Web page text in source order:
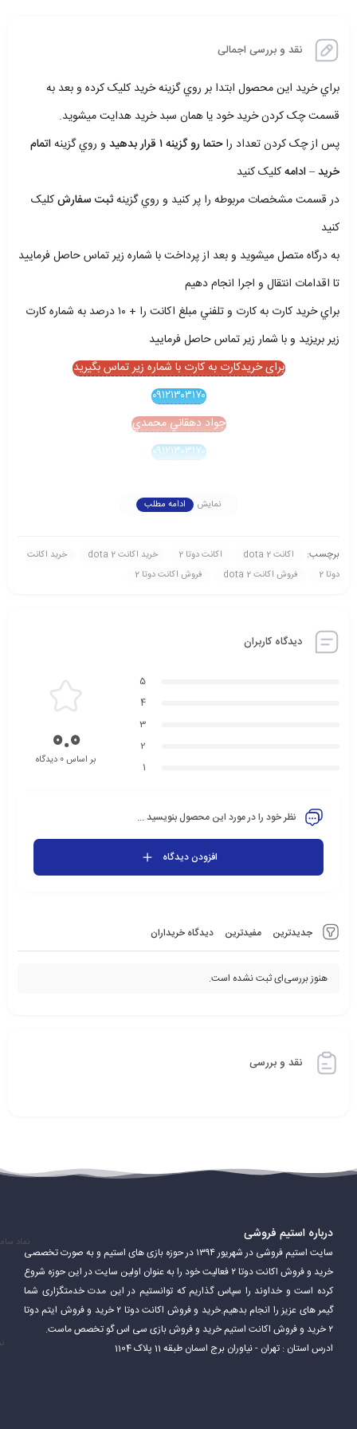
نقد و بررسی اجمالی
براي خريد اين محصول ابتدا بر روي گزينه خريد کليک کرده و بعد به
قسمت چک کردن خريد خود يا همان سبد خريد هدايت ميشويد.
پس از چک کردن تعداد راحتما رو گزينه ۱ قرار بدهيد و روي گزينهاتمام
خريد – ادامهکليک کنيد
در قسمت مشخصات مربوطه را پر کنيد و روي گزينهثبت سفارشکليک
کنيد
به درگاه متصل ميشويد و بعد از پرداخت با شماره زير تماس حاصل فرماييد
تا اقدامات انتقال و اجرا انجام دهيم
براي خريد کارت به کارت و تلفني مبلغ اکانت را + ۱۰ درصد به شماره کارت
زير بريزيد و با شمار زير تماس حاصل فرماييد
برای خریدکارت به کارت با شماره زیر تماس بگیرید
۰۹۱۲۱۳۰۳۱۷۰
جواد دهقاني محمدي
۰۹۱۲۱۳۰۳۱۷۰
نمایش ادامه مطلب
برچسب: اکانت dota 2 اکانت دوتا 2 خريد اکانت dota 2
خريد اکانت
دوتا 2
فروش اکانت dota 2 فروش اکانت دوتا 2
دیدگاه کاربران
جدیدترین مفیدترین دیدگاه خریداران
هنوز بررسی‌ای ثبت نشده است.
5
4
3
2
1
0.0بر اساس 0 دیدگاه
نظر خود را در مورد این محصول بنویسید ...
افزودن دیدگاه
نقد و بررسی
درباره استیم فروشی
سایت استیم فروشی در شهریور ۱۳۹۴ در حوزه بازی های استیم و به صورت تخصصی
خرید و فروش اکانت دوتا ۲ فعالیت خود را به عنوان اولین سایت در این حوزه شروع
کرده است و خداوند را سپاس گذاریم که توانستیم در این مدت خدمتگزاری شما
گیمر های عزیز را انجام بدهیم.خرید و فروش اکانت دوتا ۲ خرید و فروش ایتم دوتا
۲ خرید و فروش اکانت استیم خرید و فروش بازی سی اس گو تخصص ماست.
ادرس استان : تهران - نیاوران برج اسمان طبقه 11 پلاک 1104
نماد